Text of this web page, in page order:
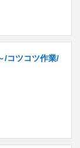
/コツコツ作業/